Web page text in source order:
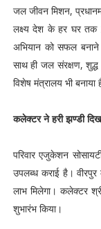
जल जीवन मिशन,
लक्ष्य देश के हर घर तक
अभियान को सफल
साथ ही जल संरक्षण,
विशेष मंत्रालय भी बनाया
कलेक्टर ने हरी झण्डी
परिवार एजुकेशन
उपलब्ध कराई है।
लाभ मिलेगा। कलेक्टर
शुभारंभ किया।